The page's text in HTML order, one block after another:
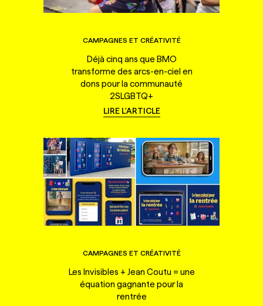
CAMPAGNES ET CRÉATIVITÉ
Déjà cinq ans que BMO
transforme des arcs-en-ciel en
dons pour la communauté
2SLGBTQ+
LIRE L'ARTICLE
CAMPAGNES ET CRÉATIVITÉ
Les Invisibles + Jean Coutu = une
équation gagnante pour la
rentrée